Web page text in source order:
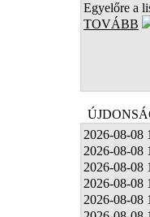
Egyelőre a
TOVÁBB
2026-08-08
2026-08-08
2026-08-08
2026-08-08
2026-08-08